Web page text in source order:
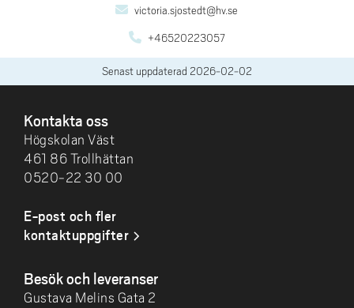
victoria.sjostedt@hv.se
+46520223057
Senast uppdaterad 2026-02-02
Kontakta oss
Högskolan Väst
461 86 Trollhättan
0520-22 30 00
E-post och fler
kontaktuppgifter
Besök och leveranser
Gustava Melins Gata 2